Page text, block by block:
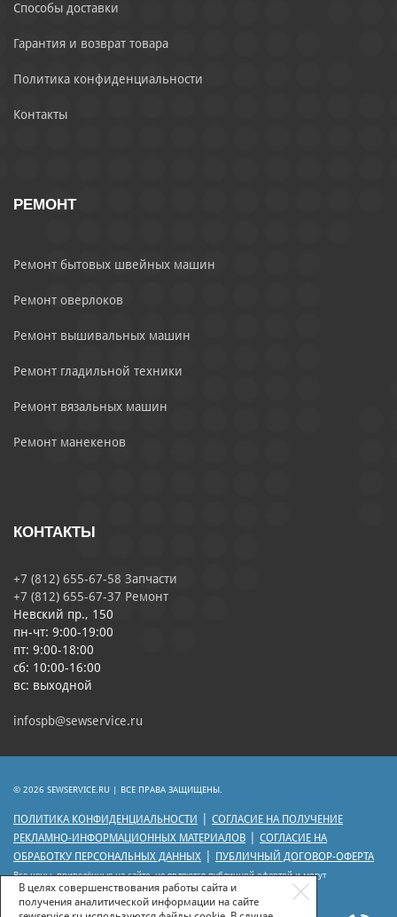
Способы доставки
Гарантия и возврат товара
Политика конфиденциальности
Контакты
РЕМОНТ
Ремонт бытовых швейных машин
Ремонт оверлоков
Ремонт вышивальных машин
Ремонт гладильной техники
Ремонт вязальных машин
Ремонт манекенов
КОНТАКТЫ
+7 (812) 655-67-58 Запчасти
+7 (812) 655-67-37 Ремонт
Невский пр., 150
пн-чт: 9:00-19:00
пт: 9:00-18:00
сб: 10:00-16:00
вс: выходной
infospb@sewservice.ru
© 2026 SEWSERVICE.RU | ВСЕ ПРАВА ЗАЩИЩЕНЫ.
ПОЛИТИКА КОНФИДЕНЦИАЛЬНОСТИ
СОГЛАСИЕ НА ПОЛУЧЕНИЕ
РЕКЛАМНО-ИНФОРМАЦИОННЫХ МАТЕРИАЛОВ
СОГЛАСИЕ НА
ОБРАБОТКУ ПЕРСОНАЛЬНЫХ ДАННЫХ
ПУБЛИЧНЫЙ ДОГОВОР-ОФЕРТА
Все цены, приведённые на сайте, не являются публичной офертой и могут
отличаться от цен действующего прейскуранта.
В целях совершенствования работы сайта и
получения аналитической информации на сайте